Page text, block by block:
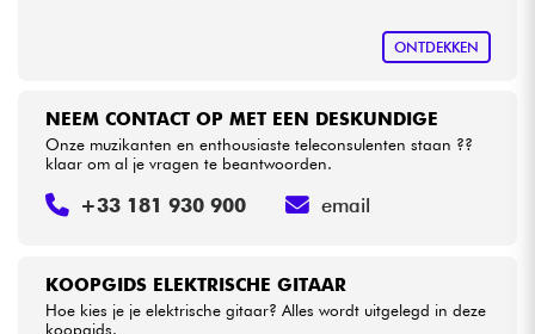
ONTDEKKEN
KOOPGIDS ELEKTRISCHE GITAAR
Hoe kies je je elektrische gitaar? Alles wordt uitgelegd in deze
koopgids.
NEEM CONTACT OP MET EEN DESKUNDIGE
Onze muzikanten en enthousiaste teleconsulenten staan ??
klaar om al je vragen te beantwoorden.
+33 181 930 900 email